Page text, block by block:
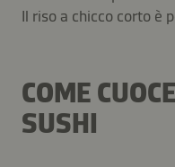
Il riso a chicco corto è
COME
SUSHI